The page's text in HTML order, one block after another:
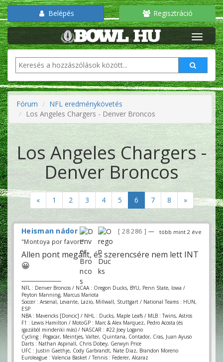
Belépés Regisztráció
Fórum
NFL eredménykövetés
Los Angeles Chargers - Denver Broncos
Los Angeles Chargers -
Denver Broncos
« 1 2 3 4 5 6 7 8 »
több mint 2 éve
Heisman nádor 28 286
—
"Montoya por favor!"
Allen pont megállt, és szerencsére nem lett INT
😀
NFL : Denver Broncos / NCAA : Oregon Ducks, BYU, Penn State, Iowa /
Peyton Manning, Marcus Mariota
Soccer : Arsenal, Levante, Lazio, Millwall, Stuttgart / National Teams : HUN,
ESP
NBA : Mavericks [Doncic] / NHL : Ducks, Maple Leafs / MLB : Twins, Astros
F1 : Lewis Hamilton / MotoGP : Marc & Alex Marquez, Pedro Acosta (és
igazából mindenki más) / NASCAR : #22 Joey Logano
Cycling : Pogacar, Meintjes, Valter, Quintana, Contador, Cras, Juan Ayuso
Darts : Nathan Aspinall, Chris Dobey, Gerwyn Price
UFC : Justin Gaethje, Cody Garbrandt, Nate Diaz, Brandon Moreno
Euroleague : Valencia Basket / Tennis : Federer, Alcaraz